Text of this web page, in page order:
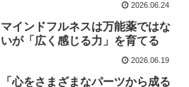
2026.06.24
マインドフルネスは万能薬ではな
いが「広く感じる力」を育てる
2026.06.19
「心をさまざまなパーツから成る